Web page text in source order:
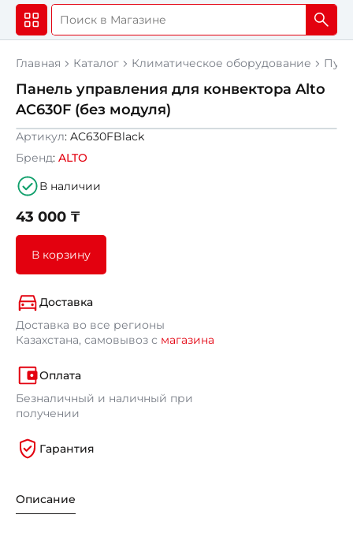
Главная Каталог Климатическое оборудование
Панель управления для конвектора Alto
AC630F (без модуля)
Артикул: AC630FBlack
Бренд: ALTO
В наличии
43 000 ₸
В корзину
Доставка
Доставка во все регионы
Казахстана, самовывоз с магазина
Оплата
Безналичный и наличный при
получении
Гарантия
Описание